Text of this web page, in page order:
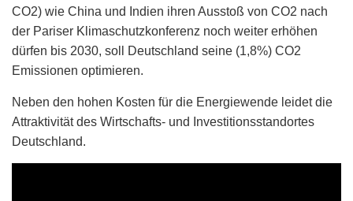
CO2) wie China und Indien ihren Ausstoß von CO2 nach
der Pariser Klimaschutzkonferenz noch weiter erhöhen
dürfen bis 2030, soll Deutschland seine (1,8%) CO2
Emissionen optimieren.
Neben den hohen Kosten für die Energiewende leidet die
Attraktivität des Wirtschafts- und Investitionsstandortes
Deutschland.